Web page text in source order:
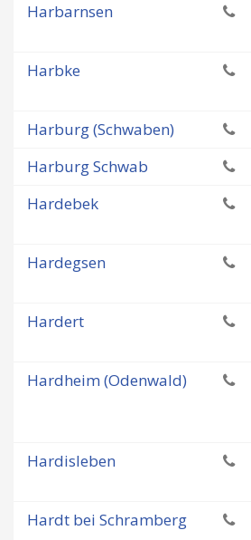
Harbarnsen
Harbke
Harburg (Schwaben)
Harburg Schwab
Hardebek
Hardegsen
Hardert
Hardheim (Odenwald)
Hardisleben
Hardt bei Schramberg